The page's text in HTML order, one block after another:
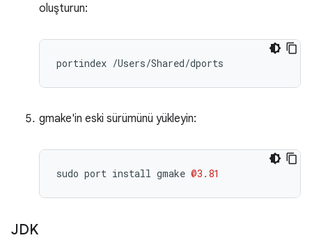
oluşturun:
gmake'in eski sürümünü yükleyin:
sudo port install gmake @3.81
JDK